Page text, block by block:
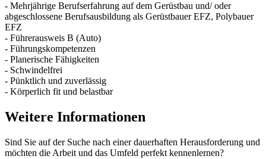
- Mehrjährige Berufserfahrung auf dem Gerüstbau und/ oder
abgeschlossene Berufsausbildung als Gerüstbauer EFZ, Polybauer
EFZ
- Führerausweis B (Auto)
- Führungskompetenzen
- Planerische Fähigkeiten
- Schwindelfrei
- Pünktlich und zuverlässig
- Körperlich fit und belastbar
Weitere Informationen
Sind Sie auf der Suche nach einer dauerhaften Herausforderung und
möchten die Arbeit und das Umfeld perfekt kennenlernen?